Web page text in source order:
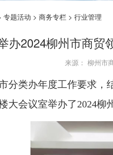
专题活动 > 商务专栏 > 行业管理
办2024柳州市商贸
来源： 柳州
分类办年度工作要求，
大会议室举办了2024柳